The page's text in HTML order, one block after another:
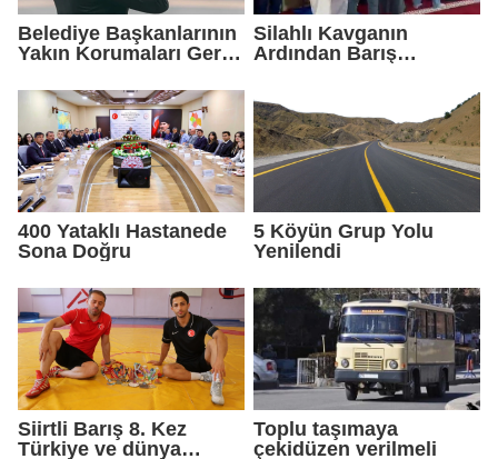
Belediye Başkanlarının
Yakın Korumaları Geri
Silahlı Kavganın
Ardından Barış
400 Yataklı Hastanede
Sona Doğru
5 Köyün Grup Yolu
Yenilendi
Siirtli Barış 8. Kez
Türkiye ve dünya
Toplu taşımaya
çekidüzen verilmeli